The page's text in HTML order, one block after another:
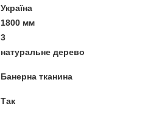
Україна
1800 мм
3
натуральне дерево
Банерна тканина
Так